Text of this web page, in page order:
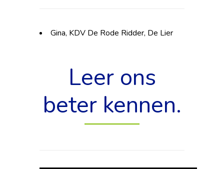
Gina, KDV De Rode Ridder, De Lier
Leer ons
beter kennen.